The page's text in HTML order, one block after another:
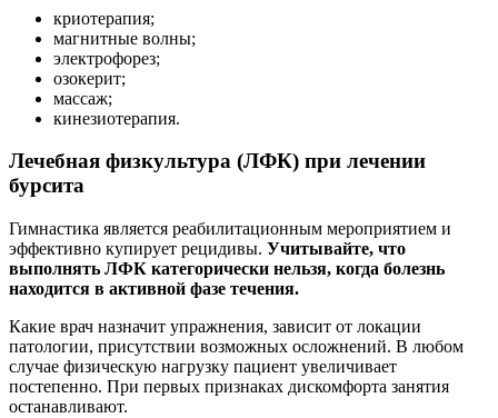
криотерапия;
магнитные волны;
электрофорез;
озокерит;
массаж;
кинезиотерапия.
Лечебная физкультура (ЛФК) при лечении
бурсита
Гимнастика является реабилитационным мероприятием и
эффективно купирует рецидивы. Учитывайте, что
выполнять ЛФК категорически нельзя, когда болезнь
находится в активной фазе течения.
Какие врач назначит упражнения, зависит от локации
патологии, присутствии возможных осложнений. В любом
случае физическую нагрузку пациент увеличивает
постепенно. При первых признаках дискомфорта занятия
останавливают.